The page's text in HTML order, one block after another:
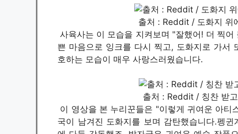
출처 : Reddit / 도화지 위
사육사는 이 모습을 지켜보며 "잘했어! 더 찍
쁜 마음으로 잉크를 다시 찍고, 도화지로 가서
호하는 모습이 매우 사랑스러웠습니다.
출처 : Reddit / 칭찬 받
이 영상을 본 누리꾼들은 "이렇게 귀여운 아
국이 남겨진 도화지를 보며 감탄했습니다.펭